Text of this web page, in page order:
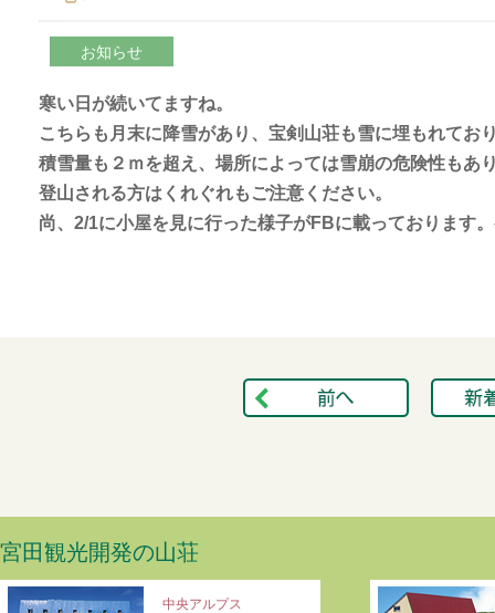
お知らせ
寒い日が続いてますね。
こちらも月末に降雪があり、宝剣山荘も雪に埋もれてお
積雪量も２ｍを超え、場所によっては雪崩の危険性もあ
登山される方はくれぐれもご注意ください。
尚、2/1に小屋を見に行った様子がFBに載っております
宮田観光開発の山荘
中央アルプス